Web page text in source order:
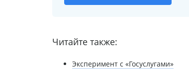
Читайте также:
Эксперимент с «Госуслугами»